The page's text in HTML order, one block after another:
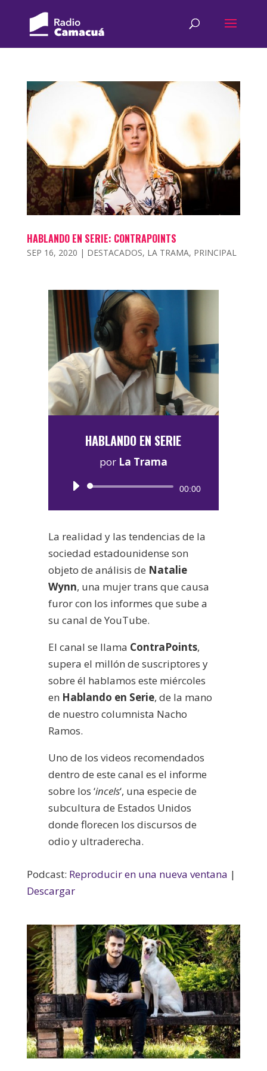
HABLANDO EN SERIE: CONTRAPOINTS
SEP 16, 2020 | DESTACADOS, LA TRAMA, PRINCIPAL
HABLANDO EN SERIE
por La Trama
Reproductor
00:00
La realidad y las tendencias de la
sociedad estadounidense son
objeto de análisis de Natalie
Wynn, una mujer trans que causa
furor con los informes que sube a
su canal de YouTube.
El canal se llama ContraPoints,
supera el millón de suscriptores y
sobre él hablamos este miércoles
en Hablando en Serie, de la mano
de nuestro columnista Nacho
Ramos.
Uno de los videos recomendados
dentro de este canal es el informe
sobre los ‘incels‘, una especie de
subcultura de Estados Unidos
donde florecen los discursos de
odio y ultraderecha.
Podcast: Reproducir en una nueva ventana |
Descargar